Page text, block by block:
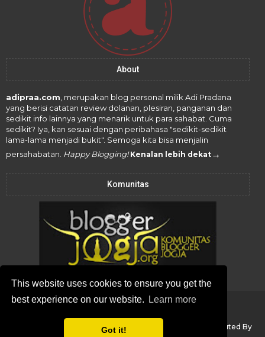
This website uses cookies to ensure you get the
best experience on our website.
Learn more
Got it!
About
adipraa.com , merupakan blog personal milik Adi Pradana
yang berisi catatan review dolanan, plesiran, panganan dan
sedikit info lainnya yang menarik untuk para sahabat. Cuma
sedikit? Iya, kan sesuai dengan peribahasa "sedikit-sedikit
lama-lama menjadi bukit". Semoga kita bisa menjalin
persahabatan. Happy Blogging! Kenalan lebih dekat →
Komunitas
Created with & Distributed By